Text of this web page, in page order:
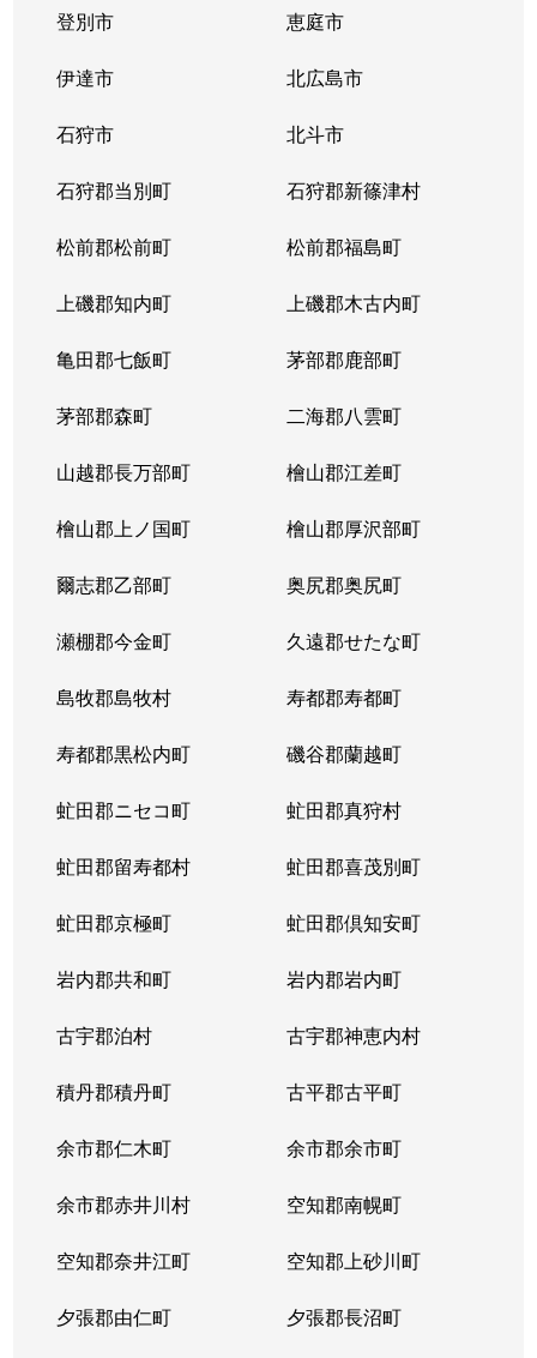
登別市 恵庭市
伊達市 北広島市
石狩市 北斗市
石狩郡当別町 石狩郡新篠津村
松前郡松前町 松前郡福島町
上磯郡知内町 上磯郡木古内町
亀田郡七飯町 茅部郡鹿部町
茅部郡森町 二海郡八雲町
山越郡長万部町 檜山郡江差町
檜山郡上ノ国町 檜山郡厚沢部町
爾志郡乙部町 奥尻郡奥尻町
瀬棚郡今金町 久遠郡せたな町
島牧郡島牧村 寿都郡寿都町
寿都郡黒松内町 磯谷郡蘭越町
虻田郡ニセコ町 虻田郡真狩村
虻田郡留寿都村 虻田郡喜茂別町
虻田郡京極町 虻田郡倶知安町
岩内郡共和町 岩内郡岩内町
古宇郡泊村 古宇郡神恵内村
積丹郡積丹町 古平郡古平町
余市郡仁木町 余市郡余市町
余市郡赤井川村 空知郡南幌町
空知郡奈井江町 空知郡上砂川町
夕張郡由仁町 夕張郡長沼町